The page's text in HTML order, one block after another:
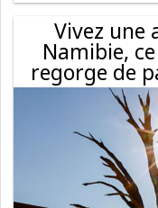
Vivez une
Namibie,
regorge de